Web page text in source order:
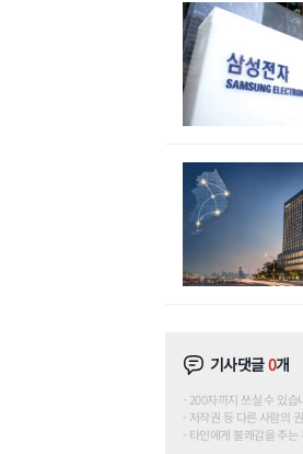
기사댓글0개
200자까지 쓰실 수 있
저작권 등 다른 사람의
타인에게 불쾌감을 주